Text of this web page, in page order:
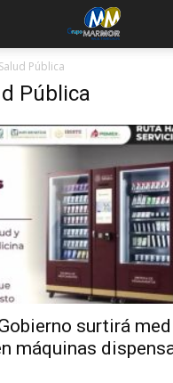
Salud Pública
Pública
surtirá
máquinas